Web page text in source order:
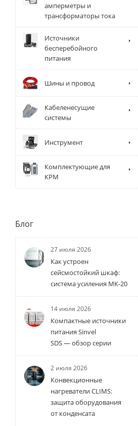
амперметры и
трансформаторы тока
Источники
бесперебойного
питания
Шины и провод
Кабеленесущие
системы
Инструмент
Комплектующие для
КРМ
Блог
27 июля 2026
Как устроен
сейсмостойкий шкаф:
система усиления МК-20
14 июля 2026
Компактные источники
питания Sinvel
SDS — обзор серии
2 июля 2026
Конвекционные
нагреватели CLIMS:
защита оборудования
от конденсата